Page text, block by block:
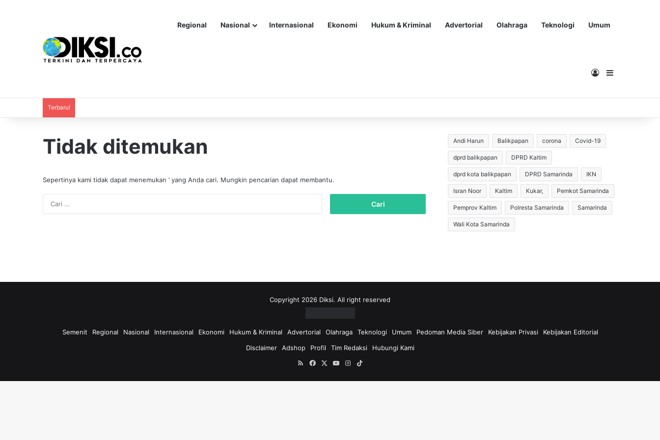
Regional Nasional Internasional Ekonomi Hukum & Kriminal Advertorial Olahraga Teknologi Umum
Masuk
Terbaru!
Tidak ditemukan
Sepertinya kami tidak dapat menemukan ’ yang Anda cari. Mungkin pencarian dapat membantu.
k
Andi Harun Balikpapan corona Covid-19
dprd balikpapan DPRD Kaltim
dprd kota balikpapan DPRD Samarinda IKN
Isran Noor Kaltim Kukar, Pemkot Samarinda
Pemprov Kaltim Polresta Samarinda Samarinda
Wali Kota Samarinda
Copyright 2026 Diksi. All right reserved
Semenit Regional Nasional Internasional Ekonomi Hukum & Kriminal Advertorial Olahraga Teknologi Umum Pedoman Media Siber Kebijakan Privasi
Kebijakan Editorial
Disclaimer
Adshop Profil Tim Redaksi
Hubungi Kami
RSSFacebookYouTubeInstagram
TikTok